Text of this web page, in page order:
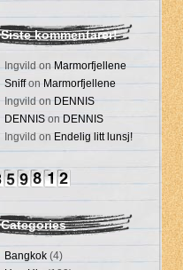
Siste kommentarer!
Ingvild on Marmorfjellene
Sniffon Marmorfjellene
Ingvild on DENNIS
DENNIS on DENNIS
Ingvild on Endelig litt lunsj!
Categories
Bangkok (4)